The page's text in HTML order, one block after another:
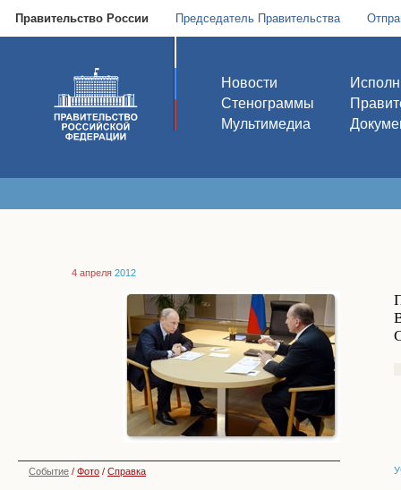
Правительство России Председатель Правительства
Новости
Стенограммы
Мультимедиа
4 апреля 2012
Событие / Фото / Справка